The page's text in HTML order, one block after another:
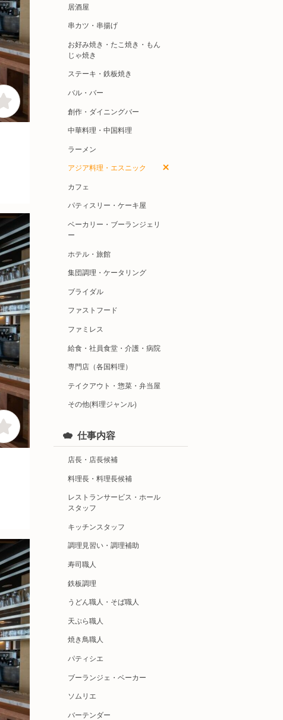
居酒屋
串カツ・串揚げ
お好み焼き・たこ焼き・もん
じゃ焼き
ステーキ・鉄板焼き
バル・バー
創作・ダイニングバー
中華料理・中国料理
ラーメン
アジア料理・エスニック
カフェ
パティスリー・ケーキ屋
ベーカリー・ブーランジェリ
ー
ホテル・旅館
集団調理・ケータリング
ブライダル
ファストフード
ファミレス
給食・社員食堂・介護・病院
専門店（各国料理）
テイクアウト・惣菜・弁当屋
その他(料理ジャンル)
仕事内容
店長・店長候補
料理長・料理長候補
レストランサービス・ホール
スタッフ
キッチンスタッフ
調理見習い・調理補助
寿司職人
鉄板調理
うどん職人・そば職人
天ぷら職人
焼き鳥職人
パティシエ
ブーランジェ・ベーカー
ソムリエ
バーテンダー